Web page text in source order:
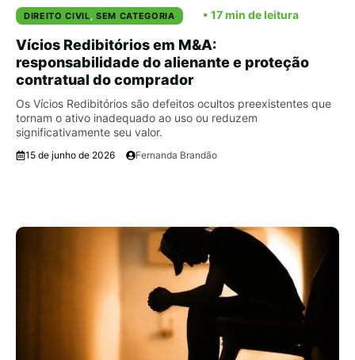
DIREITO CIVIL SEM CATEGORIA
Vícios Redibitórios em M&A:
responsabilidade do alienante e proteção
contratual do comprador
Os Vícios Redibitórios são defeitos ocultos preexistentes que
tornam o ativo inadequado ao uso ou reduzem
significativamente seu valor.
15 de junho de 2026 Fernanda Brandão